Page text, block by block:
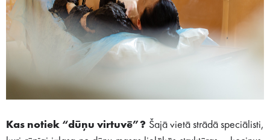
Kas notiek “dūņu virtuvē”? Šajā vietā strādā speciālisti,